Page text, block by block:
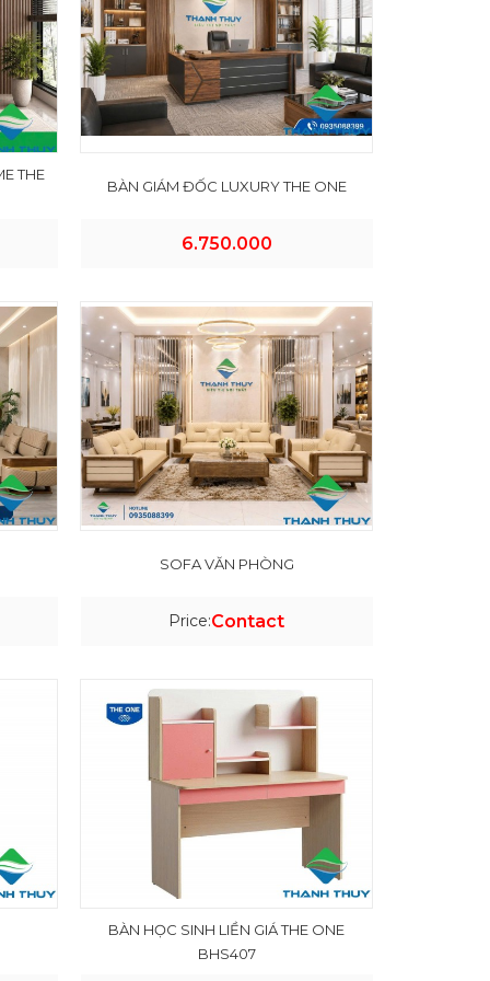
THE
BÀN GIÁM ĐỐC LUXURY THE ONE
6.750.000
SOFA VĂN PHÒNG
Price:Contact
BÀN HỌC SINH LIỀN GIÁ THE ONE
BHS407